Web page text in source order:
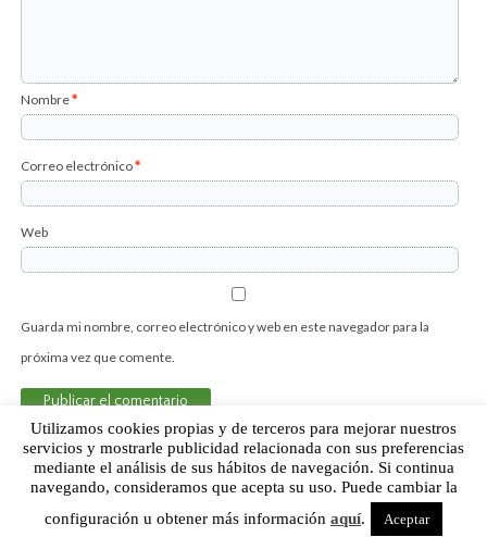
Nombre*
Correo electrónico*
Web
Guarda mi nombre, correo electrónico y web en este navegador para la
próxima vez que comente.
Sobre Humor Fútbol Club | Aviso legal |Contacto
Humor Fútbol Club © 2015. Todos los derechos reservados
Utilizamos cookies propias y de terceros para mejorar nuestros
servicios y mostrarle publicidad relacionada con sus preferencias
mediante el análisis de sus hábitos de navegación. Si continua
navegando, consideramos que acepta su uso. Puede cambiar la
configuración u obtener más información aquí. Aceptar